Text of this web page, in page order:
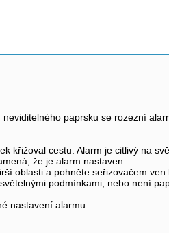
paprsku se rozezní
křižoval cestu. Alarm je citlivý na
že je alarm nastaven.
oblasti a pohněte seřizovačem ven
podmínkami, nebo není
nastavení alarmu.